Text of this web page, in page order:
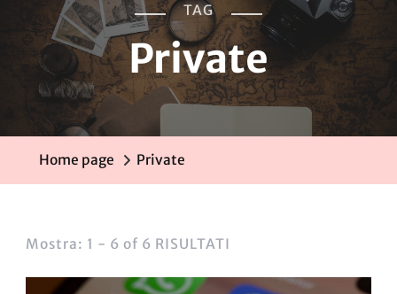
TAG
Private
Home page Private
Mostra: 1 - 6 of 6 RISULTATI